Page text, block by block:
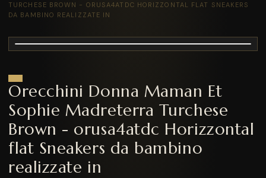
TURCHESE BROWN - ORUSA4ATDC HORIZZONTAL FLAT SNEAKERS
DA BAMBINO REALIZZATE IN
Orecchini Donna Maman Et
Sophie Madreterra Turchese
Brown - orusa4atdc Horizzontal
flat Sneakers da bambino
realizzate in